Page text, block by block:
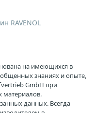
RAVENOL
на имеющихся в
знаниях и опыте,
GmbH при
материалов.
данных. Всегда